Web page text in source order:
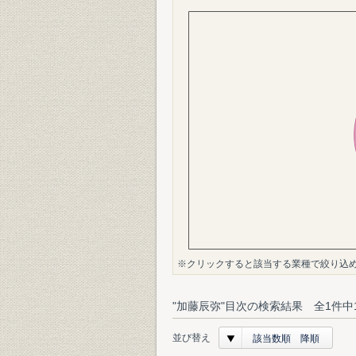
※クリックすると該当する業種で絞り込
"加藤辰弥"目次の検索結果 全1件
並び替え 該当数順 降順